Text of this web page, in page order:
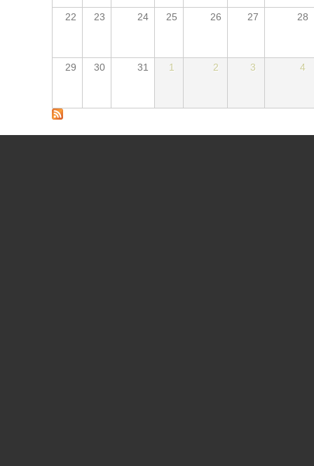
22 23 24 25 26 27 28
29 30 31 1 2 3 4